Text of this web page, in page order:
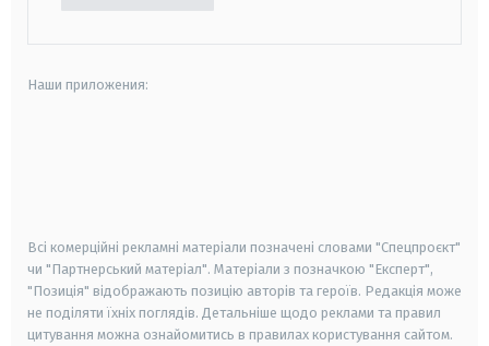
Наши приложения:
Всі комерційні рекламні матеріали позначені словами "Спецпроєкт"
чи "Партнерський матеріал". Матеріали з позначкою "Експерт",
"Позиція" відображають позицію авторів та героїв. Редакція може
не поділяти їхніх поглядів. Детальніше щодо реклами та правил
цитування можна ознайомитись в правилах користування сайтом.